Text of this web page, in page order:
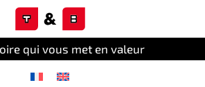
qui vous met en valeur
panel